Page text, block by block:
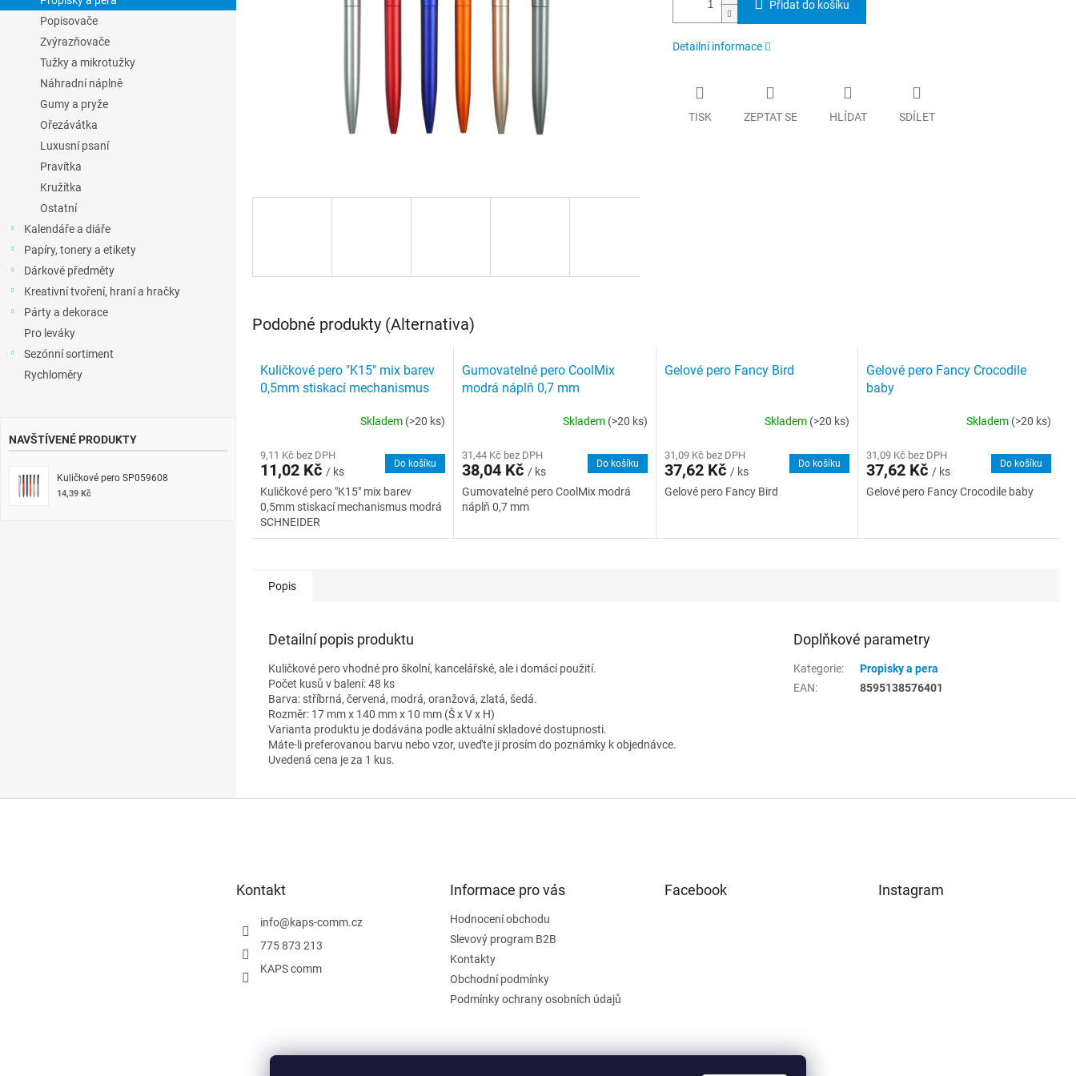
l
Popisovače
Zvýrazňovače
Tužky a mikrotužky
Náhradní náplně
Gumy a pryže
Ořezávátka
Luxusní psaní
Pravítka
Kružítka
Ostatní
Kalendáře a diáře
Papíry, tonery a etikety
Dárkové předměty
Kreativní tvoření, hraní a hračky
Párty a dekorace
Pro leváky
Sezónní sortiment
Rychloměry
NAVŠTÍVENÉ PRODUKTY
Kuličkové pero SP059608
14,39 Kč
Přidat do košíku
Detailní informace
TISK ZEPTAT SE HLÍDAT SDÍLET
Podobné produkty (Alternativa)
Kuličkové pero "K15" mix barev
0,5mm stiskací mechanismus
Skladem (>20 ks)
9,11 Kč bez DPH
11,02 Kč / ks
Do košíku
Kuličkové pero "K15" mix barev
0,5mm stiskací mechanismus modrá
SCHNEIDER
Gumovatelné pero CoolMix
modrá náplň 0,7 mm
Skladem (>20 ks)
31,44 Kč bez DPH
38,04 Kč/ ks
Do košíku
Gumovatelné pero CoolMix modrá
náplň 0,7 mm
Gelové pero Fancy Bird
Skladem (>20 ks)
31,09 Kč bez DPH
37,62 Kč / ks
Do košíku
Gelové pero Fancy Bird
Gelové pero Fancy Crocodile
baby
Skladem (>20 ks)
31,09 Kč bez DPH
37,62 Kč / ks
Do košíku
Gelové pero Fancy Crocodile baby
Popis
Detailní popis produktu
Kuličkové pero vhodné pro školní, kancelářské, ale i domácí použití.
Počet kusů v balení: 48 ks
Barva: stříbrná, červená, modrá, oranžová, zlatá, šedá.
Rozměr: 17 mm x 140 mm x 10 mm (Š x V x H)
Varianta produktu je dodávána podle aktuální skladové dostupnosti.
Máte-li preferovanou barvu nebo vzor, uveďte ji prosím do poznámky k objednávce.
Uvedená cena je za 1 kus.
Doplňkové parametry
Kategorie:
Propisky a pera
EAN: 8595138576401
Kontakt
info@kaps-comm.cz
775 873 213
KAPS comm
Informace pro vás
Hodnocení obchodu
Slevový program B2B
Kontakty
Obchodní podmínky
Podmínky ochrany osobních údajů
Facebook Instagram